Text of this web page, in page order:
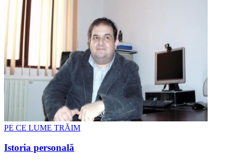
PE CE LUME TRĂIM
Istoria personală